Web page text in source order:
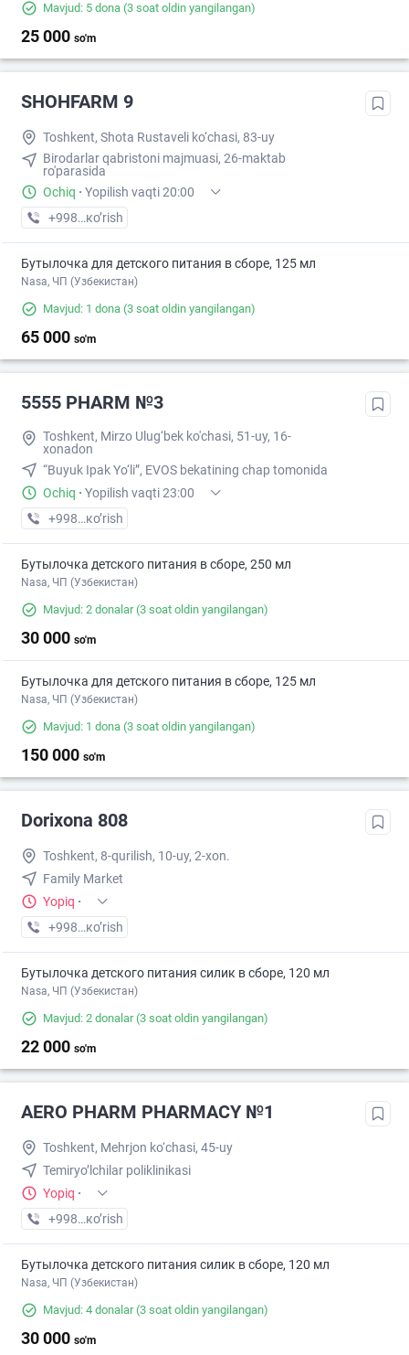
Mavjud: 5 dona (3 soat oldin yangilangan)
25 000 so'm
SHOHFARM 9
Toshkent, Shota Rustaveli ko‘chasi, 83-uy
Birodarlar qabristoni majmuasi, 26-maktab
ro'parasida
Ochiq · Yopilish vaqti 20:00
+998 (71) XXX-XX-XX
кo’rish
Бутылочка для детского питания в сборе, 125 мл
Nasa, ЧП (Узбекистан)
Mavjud: 1 dona (3 soat oldin yangilangan)
65 000 so'm
5555 PHARM №3
Toshkent, Mirzo Ulug‘bek ko'chasi, 51-uy, 16-
xonadon
“Buyuk Ipak Yo‘li”, EVOS bekatining chap tomonida
Ochiq · Yopilish vaqti 23:00
+998 (55) XXX-XX-XX
кo’rish
Бутылочка детского питания в сборе, 250 мл
Nasa, ЧП (Узбекистан)
Mavjud: 2 donalar(3 soat oldin yangilangan)
30 000 so'm
Бутылочка для детского питания в сборе, 125 мл
Nasa, ЧП (Узбекистан)
Mavjud: 1 dona (3 soat oldin yangilangan)
150 000 so'm
Dorixona 808
Toshkent, 8-qurilish, 10-uy, 2-xon.
Family Market
Yopiq ·
+998 (94) XXX-XX-XX
кo’rish
Бутылочка детского питания силик в сборе, 120 мл
Nasa, ЧП (Узбекистан)
Mavjud: 2 donalar(3 soat oldin yangilangan)
22 000 so'm
AERO PHARM PHARMACY №1
Toshkent, Mehrjon ko‘chasi, 45-uy
Temiryo’lchilar poliklinikasi
Yopiq ·
+998 (70) XXX-XX-XX
кo’rish
Бутылочка детского питания силик в сборе, 120 мл
Nasa, ЧП (Узбекистан)
Mavjud: 4 donalar(3 soat oldin yangilangan)
30 000 so'm